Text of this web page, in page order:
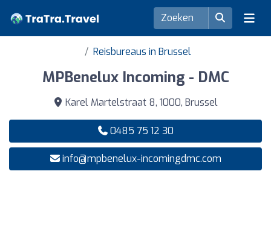
Reisbureaus in Brussel
MPBenelux Incoming - DMC
Karel Martelstraat 8, 1000, Brussel
0485 75 12 30
info@mpbenelux-incomingdmc.com